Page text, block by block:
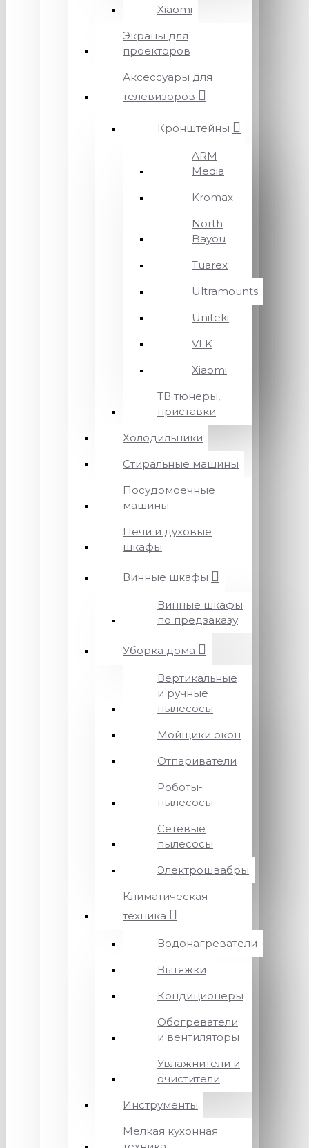
Xiaomi
Экраны для
проекторов
Аксессуары для
телевизоров
Кронштейны
ARM
Media
Kromax
North
Bayou
Tuarex
Ultramounts
Uniteki
VLK
Xiaomi
ТВ тюнеры,
приставки
Холодильники
Стиральные машины
Посудомоечные
машины
Печи и духовые
шкафы
Винные шкафы
Винные шкафы
по предзаказу
Уборка дома
Вертикальные
и ручные
пылесосы
Мойщики окон
Отпариватели
Роботы-
пылесосы
Сетевые
пылесосы
Электрошвабры
Климатическая
техника
Водонагреватели
Вытяжки
Кондиционеры
Обогреватели
и вентиляторы
Увлажнители и
очистители
Инструменты
Мелкая кухонная